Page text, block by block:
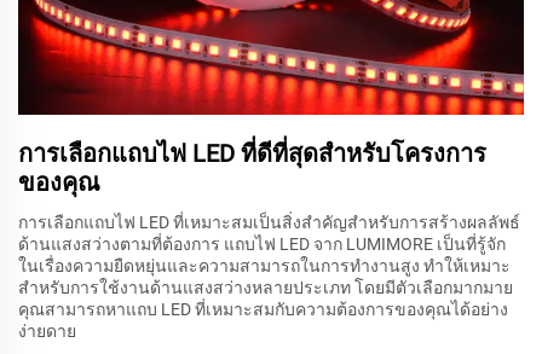
การเลือกแถบไฟ LED ที่ดีที่สุดสำหรับโครงการ
ของคุณ
การเลือกแถบไฟ LED ที่เหมาะสมเป็นสิ่งสำคัญสำหรับการสร้างผลลัพธ์
ด้านแสงสว่างตามที่ต้องการ แถบไฟ LED จาก LUMIMORE เป็นที่รู้จัก
ในเรื่องความยืดหยุ่นและความสามารถในการทำงานสูง ทำให้เหมาะ
สำหรับการใช้งานด้านแสงสว่างหลายประเภท โดยมีตัวเลือกมากมาย
คุณสามารถหาแถบ LED ที่เหมาะสมกับความต้องการของคุณได้อย่าง
ง่ายดาย